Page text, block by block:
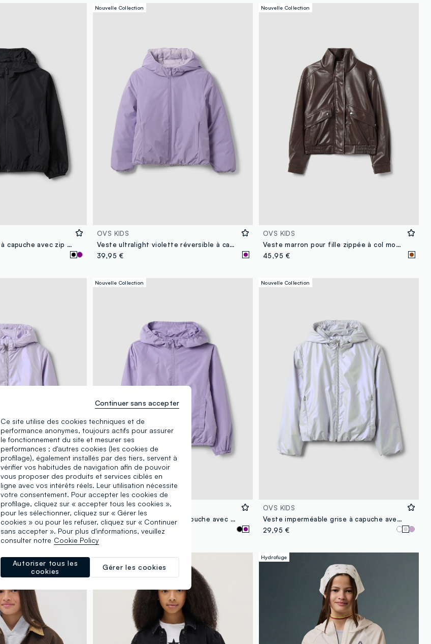
Veste de pluie noire à capuche avec zip pour fille
Nouvelle Collection
OVS KIDS
Veste ultralight violette réversible à capuche et zip pour fille
39,95 €
Nouvelle Collection
OVS KIDS
Veste marron pour fille zippée à col montant, coupe oversize
45,95 €
Veste de pluie violette à capuche avec zip pour fille
Nouvelle Collection
OVS KIDS
Veste de pluie violette à capuche avec zip pour fille
29,95 €
Nouvelle Collection
OVS KIDS
Veste imperméable grise à capuche avec zip pour fille
29,95 €
100% coton Hydrofuge
Ce site utilise des cookies techniques et de
performance anonymes, toujours actifs pour assurer
le fonctionnement du site et mesurer ses
performances ; d'autres cookies (les cookies de
profilage), également installés par des tiers, servent à
vérifier vos habitudes de navigation afin de pouvoir
vous proposer des produits et services ciblés en
ligne avec vos intérêts réels. Leur utilisation nécessite
votre consentement. Pour accepter les cookies de
profilage, cliquez sur « accepter tous les cookies »,
pour les sélectionner, cliquez sur « Gérer les
cookies » ou pour les refuser, cliquez sur « Continuer
sans accepter ». Pour plus d'informations, veuillez
consulter notre Cookie Policy
Gérer les cookies
Autoriser tous les
cookies
Continuer sans accepter